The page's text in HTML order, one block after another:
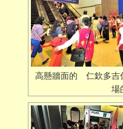
高懸牆面的 仁欽多吉
場